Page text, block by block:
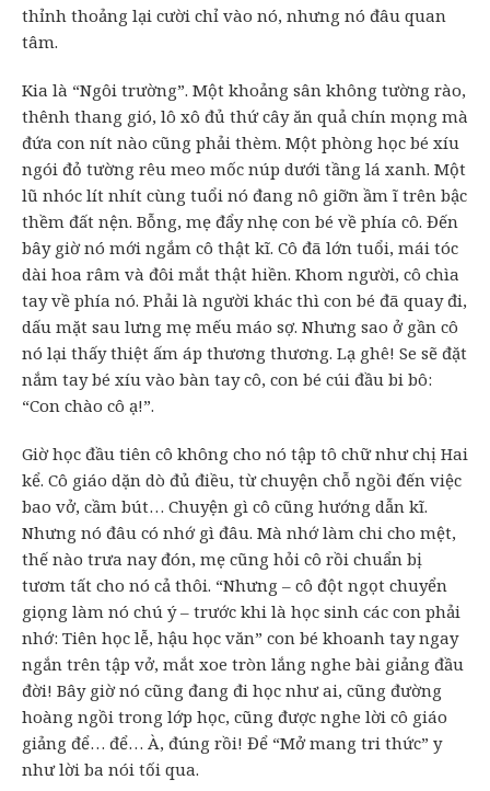
thỉnh thoảng lại cười chỉ vào nó, nhưng nó đâu quan
tâm.
Kia là “Ngôi trường”. Một khoảng sân không tường rào,
thênh thang gió, lô xô đủ thứ cây ăn quả chín mọng mà
đứa con nít nào cũng phải thèm. Một phòng học bé xíu
ngói đỏ tường rêu meo mốc núp dưới tầng lá xanh. Một
lũ nhóc lít nhít cùng tuổi nó đang nô giỡn ầm ĩ trên bậc
thềm đất nện. Bỗng, mẹ đẩy nhẹ con bé về phía cô. Đến
bây giờ nó mới ngắm cô thật kĩ. Cô đã lớn tuổi, mái tóc
dài hoa râm và đôi mắt thật hiền. Khom người, cô chìa
tay về phía nó. Phải là người khác thì con bé đã quay đi,
dấu mặt sau lưng mẹ mếu máo sợ. Nhưng sao ở gần cô
nó lại thấy thiệt ấm áp thương thương. Lạ ghê! Se sẽ đặt
nắm tay bé xíu vào bàn tay cô, con bé cúi đầu bi bô:
“Con chào cô ạ!”.
Giờ học đầu tiên cô không cho nó tập tô chữ như chị Hai
kể. Cô giáo dặn dò đủ điều, từ chuyện chỗ ngồi đến việc
bao vở, cầm bút… Chuyện gì cô cũng hướng dẫn kĩ.
Nhưng nó đâu có nhớ gì đâu. Mà nhớ làm chi cho mệt,
thế nào trưa nay đón, mẹ cũng hỏi cô rồi chuẩn bị
tươm tất cho nó cả thôi. “Nhưng – cô đột ngọt chuyển
giọng làm nó chú ý – trước khi là học sinh các con phải
nhớ: Tiên học lễ, hậu học văn” con bé khoanh tay ngay
ngắn trên tập vở, mắt xoe tròn lắng nghe bài giảng đầu
đời! Bây giờ nó cũng đang đi học như ai, cũng đường
hoàng ngồi trong lớp học, cũng được nghe lời cô giáo
giảng để… để… À, đúng rồi! Để “Mở mang tri thức” y
như lời ba nói tối qua.